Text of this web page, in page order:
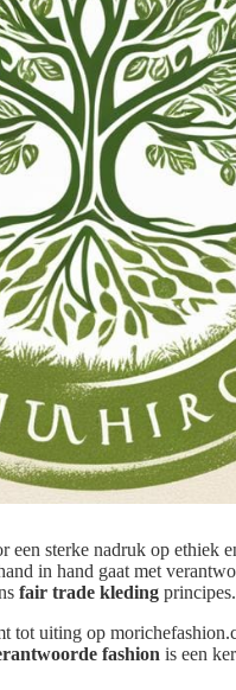
een sterke nadruk op ethiek
in hand gaat met
fair trade kleding principes.
tot uiting op
fashion is een